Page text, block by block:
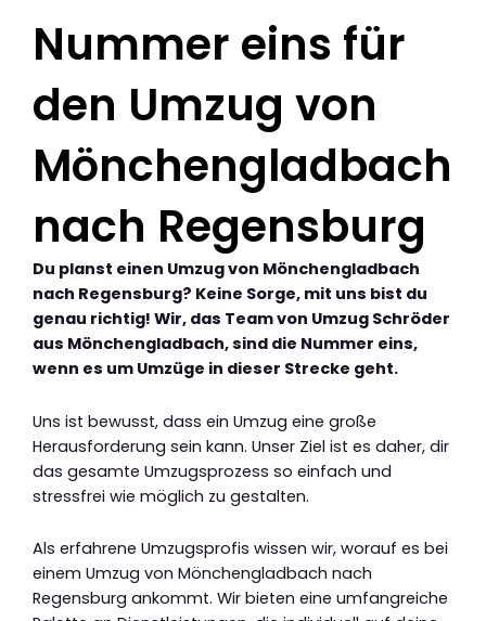
Nummer eins für
den Umzug von
Mönchengladbach
nach Regensburg
Du planst einen Umzug von Mönchengladbach
nach Regensburg? Keine Sorge, mit uns bist du
genau richtig! Wir, das Team von Umzug Schröder
aus Mönchengladbach, sind die Nummer eins,
wenn es um Umzüge in dieser Strecke geht.
Uns ist bewusst, dass ein Umzug eine große
Herausforderung sein kann. Unser Ziel ist es daher, dir
das gesamte Umzugsprozess so einfach und
stressfrei wie möglich zu gestalten.
Als erfahrene Umzugsprofis wissen wir, worauf es bei
einem Umzug von Mönchengladbach nach
Regensburg ankommt. Wir bieten eine umfangreiche